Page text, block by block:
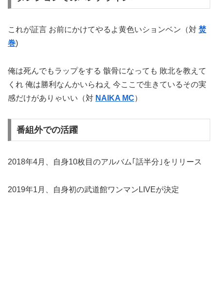
これが証言 お前にかけてやるよ黄色いションベン（対 焚
巻)
俺は死んでもラップをする 骸骨になっても 敗北を教えて
くれ 俺は勝利なんかいらねえ 今ここで生きているその実
感だけがありゃいい（対 NAIKA MC）
番組外での活躍
2018年4月、自身10枚目のアルバム｢話半分｣をリリース
2019年1月、自身初の武道館ワンマンLIVEが決定